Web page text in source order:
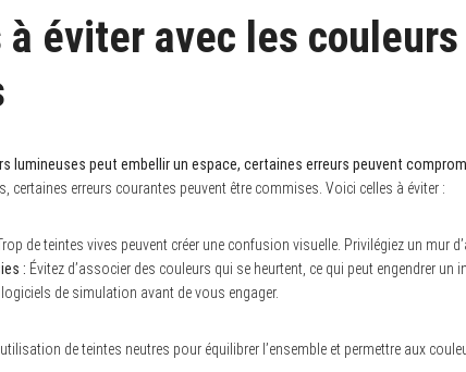
à éviter avec les couleurs
lumineuses peut embellir un espace, certaines erreurs peuvent
certaines erreurs courantes peuvent être commises. Voici celles à éviter :
de teintes vives peuvent créer une confusion visuelle. Privilégiez un mur
: Évitez d’associer des couleurs qui se heurtent, ce qui peut engendrer un
de simulation avant de vous engager.
de teintes neutres pour équilibrer l’ensemble et permettre aux